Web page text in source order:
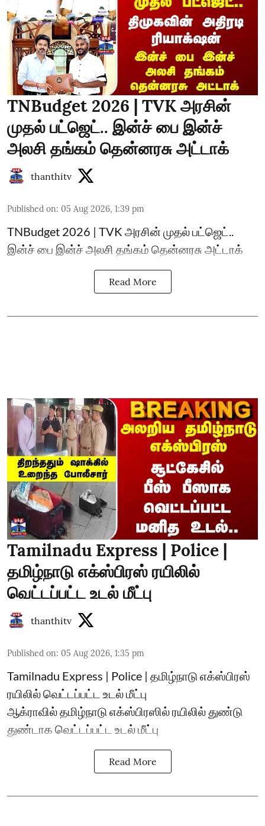
TNBudget 2026 | TVK அரசின்
முதல் பட்ஜெட்.. இன்ச் பை இன்ச்
அலசி தங்கம் தென்னரசு அட்டாக்
thanthitv
Published on: 05 Aug 2026, 1:39 pm
TNBudget 2026 | TVK அரசின் முதல் பட்ஜெட்..
இன்ச் பை இன்ச் அலசி தங்கம் தென்னரசு அட்டாக்
Read More
Tamilnadu Express | Police |
தமிழ்நாடு எக்ஸ்பிரஸ் ரயிலில்
வெட்டப்பட்ட உடல் மீட்பு
thanthitv
Published on: 05 Aug 2026, 1:35 pm
Tamilnadu Express | Police | தமிழ்நாடு எக்ஸ்பிரஸ்
ரயிலில் வெட்டப்பட்ட உடல் மீட்பு
ஆக்ராவில் தமிழ்நாடு எக்ஸ்பிரஸில் ரயிலில் துண்டு
துண்டாக வெட்டப்பட்ட உடல் மீட்பு
Read More